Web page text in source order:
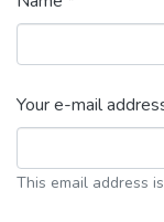
Your e-mail
This email address